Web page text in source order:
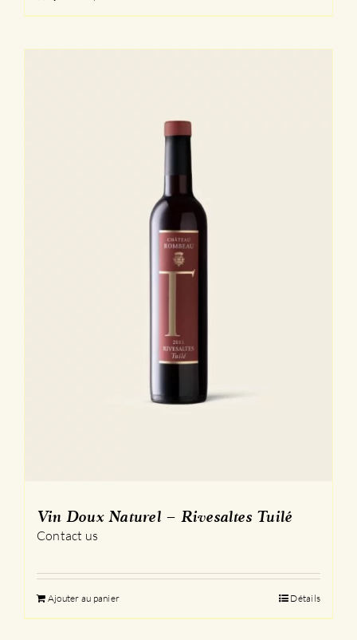
Vin Doux Naturel – Rivesaltes Tuilé
Contact us
Ajouter au panier Détails